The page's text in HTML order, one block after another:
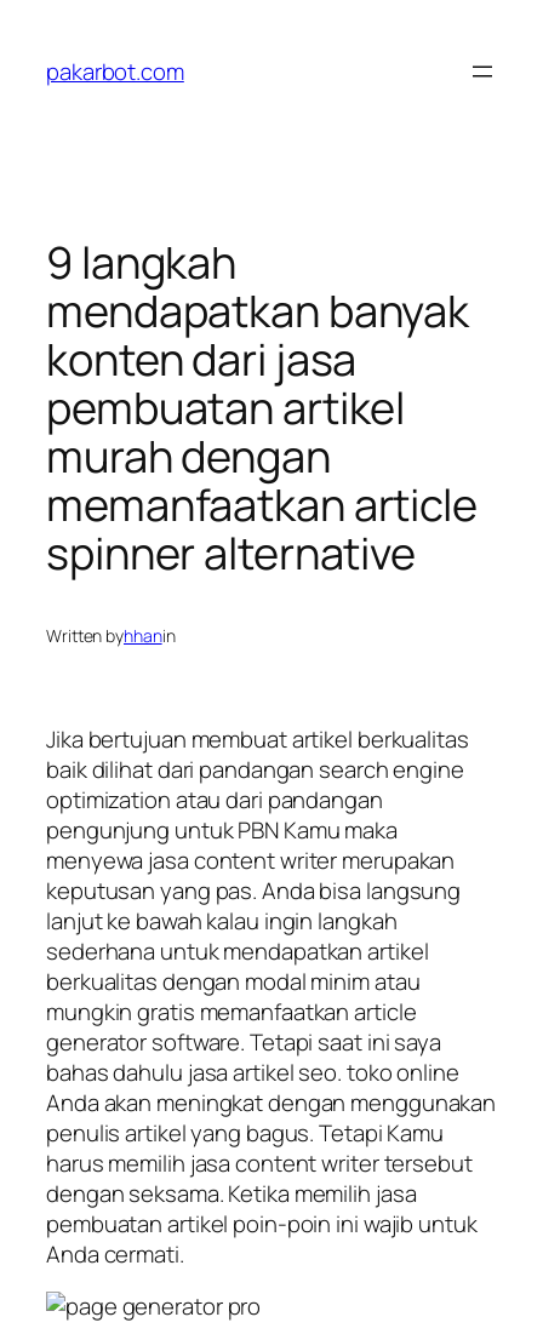
content
pakarbot.com
9 langkah
mendapatkan banyak
konten dari jasa
pembuatan artikel
murah dengan
memanfaatkan article
spinner alternative
Written byhhanin
Jika bertujuan membuat artikel berkualitas
baik dilihat dari pandangan search engine
optimization atau dari pandangan
pengunjung untuk PBN Kamu maka
menyewa jasa content writer merupakan
keputusan yang pas. Anda bisa langsung
lanjut ke bawah kalau ingin langkah
sederhana untuk mendapatkan artikel
berkualitas dengan modal minim atau
mungkin gratis memanfaatkan article
generator software. Tetapi saat ini saya
bahas dahulu jasa artikel seo. toko online
Anda akan meningkat dengan menggunakan
penulis artikel yang bagus. Tetapi Kamu
harus memilih jasa content writer tersebut
dengan seksama. Ketika memilih jasa
pembuatan artikel poin-poin ini wajib untuk
Anda cermati.